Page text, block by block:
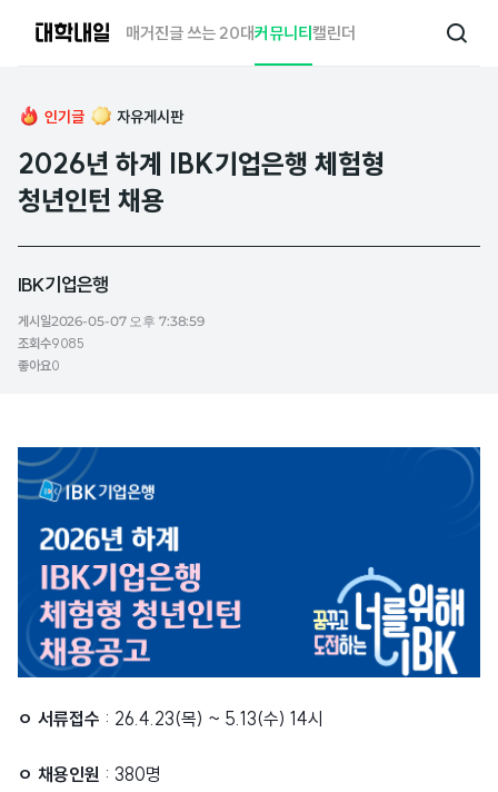
매거진글 쓰는 20대커뮤니티캘린더
검
인기글 자유게시판
2026년 하계 IBK기업은행 체험형
청년인턴 채용
IBK기업은행
게시일2026-05-07 오후 7:38:59
조회수9085
좋아요0
ㅇ 서류접수 : 26.4.23(목) ~ 5.13(수) 14시
ㅇ 채용인원 : 380명